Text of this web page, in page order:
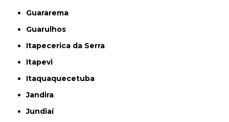
Guararema
Guarulhos
Itapecerica da Serra
Itapevi
Itaquaquecetuba
Jandira
Jundiaí